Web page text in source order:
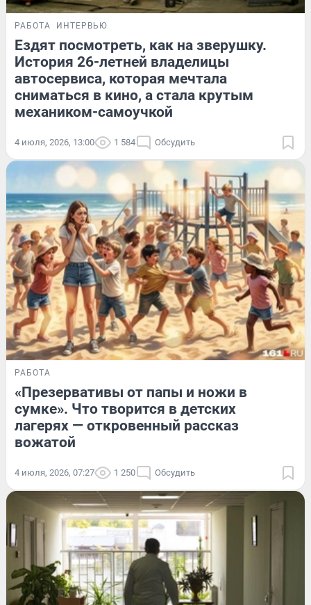
РАБОТА ИНТЕРВЬЮ
Ездят посмотреть, как на зверушку.
История 26-летней владелицы
автосервиса, которая мечтала
сниматься в кино, а стала крутым
механиком-самоучкой
4 июля, 2026, 13:00 1 584 Обсудить
РАБОТА
«Презервативы от папы и ножи в
сумке». Что творится в детских
лагерях — откровенный рассказ
вожатой
4 июля, 2026, 07:27 1 250 Обсудить